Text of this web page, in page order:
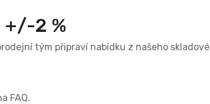
+/-2 %
tým připraví nabídku z našeho
FAQ.